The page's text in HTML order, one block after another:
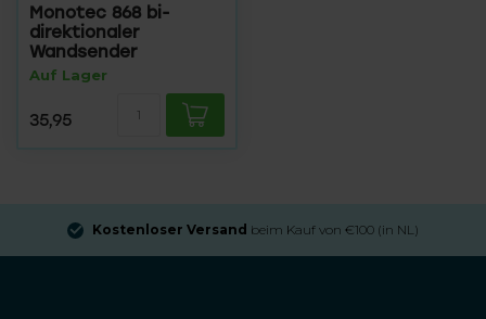
Monotec 868 bi-
direktionaler
Wandsender
Auf Lager
35,95
Kostenloser Versand beim Kauf von €100 (in NL)